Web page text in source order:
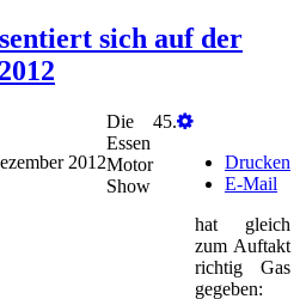
sich auf der
2012
Drucken
E-Mail
Die 45.
Essen
Motor
Show
hat gleich
zum Auftakt
richtig Gas
gegeben: